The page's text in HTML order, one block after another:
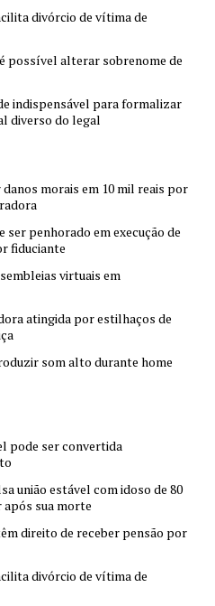
divórcio de vítima de
possível alterar sobrenome de
indispensável para formalizar
diverso do legal
morais em 10 mil reais por
ser penhorado em execução de
fiduciante
virtuais em
atingida por estilhaços de
som alto durante home
pode ser convertida
união estável com idoso de 80
após sua morte
direito de receber pensão por
divórcio de vítima de